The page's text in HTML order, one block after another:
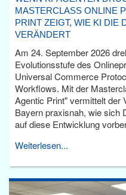
MASTERCLASS ONLINE
PRINT ZEIGT, WIE KI DIE
VERÄNDERT
Am 24. September 2026
Evolutionsstufe des
Universal Commerce
Workflows. Mit der
Agentic Print" vermittelt der
Bayern praxisnah, wie sich
auf diese Entwicklung
Weiterlesen...